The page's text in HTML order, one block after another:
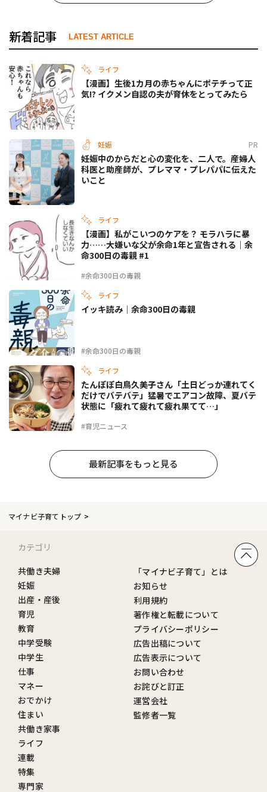
新着記事 LATEST ARTICLE
ライフ
【漫画】生後1カ月の赤ちゃんにポテチって正
気!? イクメン自認の夫が育休をとってみたら
妊娠 PR
妊娠中のからだと心の変化を、二人で。産婦人
科医と助産師が、プレママ・プレパパに伝えた
いこと
ライフ
#余命300日の毒親
【漫画】私がこいつのケアを？ モラハラに暴
力……大嫌いな父が余命1年と宣告される｜余
命300日の毒親 #1
ライフ
#余命300日の毒親
イッキ読み｜余命300日の毒親
ライフ
#育児ニュース
たんぽぽ白鳥久美子さん「土日どっか連れてく
だけでバテバテ」猛暑でエアコン故障、夏バテ
状態に「疲れて疲れて疲れ果てて…」
最新記事をもっと見る
マイナビ子育てトップ
カテゴリ
共働き夫婦
妊娠
出産・産後
育児
教育
中学受験
中学生
仕事
マネー
おでかけ
住まい
共働き家事
ライフ
連載
特集
専門家
「マイナビ子育て」とは
お知らせ
利用規約
著作権と転載について
プライバシーポリシー
広告出稿について
広告表示について
お問い合わせ
お詫びと訂正
運営会社
監修者一覧